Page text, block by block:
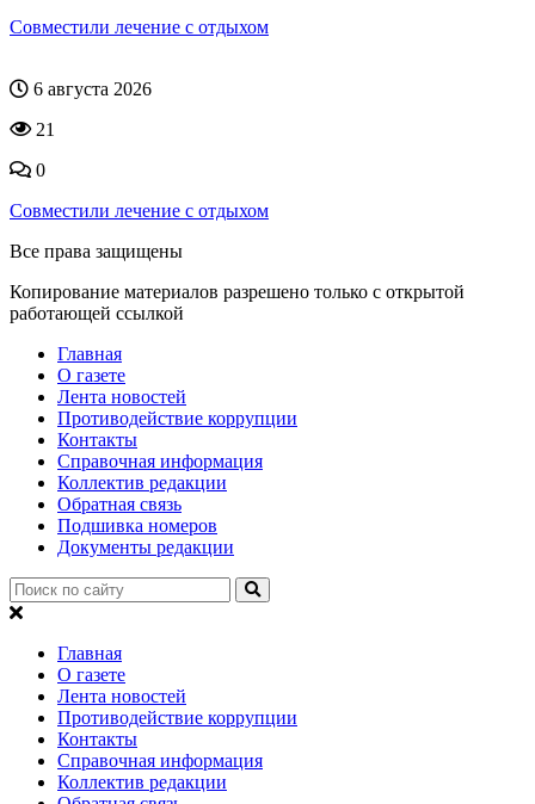
Совместили лечение с отдыхом
6 августа 2026
21
0
Совместили лечение с отдыхом
Все права защищены
Копирование материалов разрешено только с открытой
работающей ссылкой
Главная
О газете
Лента новостей
Противодействие коррупции
Контакты
Справочная информация
Коллектив редакции
Обратная связь
Подшивка номеров
Документы редакции
Главная
О газете
Лента новостей
Противодействие коррупции
Контакты
Справочная информация
Коллектив редакции